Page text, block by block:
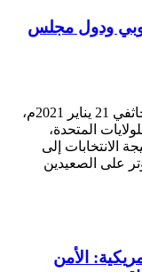
ودول مجلس
غسان شمس باحث بمركز الخليج للأبحاثفي 21 يناير 2021م،
قادة العالم بتنصيب الرئيس 46 للولايات المتحدة،
الانتخابات إلى
على الصعيدين
الأمن